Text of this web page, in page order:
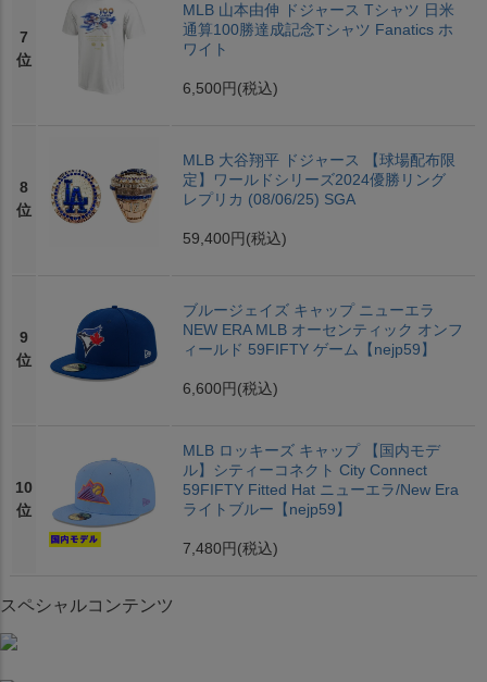
7
位
MLB 山本由伸 ドジャース Tシャツ 日米
通算100勝達成記念Tシャツ Fanatics ホ
ワイト
6,500円 (税込)
8
位
MLB 大谷翔平 ドジャース 【球場配布限
定】ワールドシリーズ2024優勝リング
レプリカ (08/06/25) SGA
59,400円 (税込)
9
位
ブルージェイズ キャップ ニューエラ
NEW ERA MLB オーセンティック オンフ
ィールド 59FIFTY ゲーム【nejp59】
6,600円 (税込)
10
位
MLB ロッキーズ キャップ 【国内モデ
ル】シティーコネクト City Connect
59FIFTY Fitted Hat ニューエラ/New Era
ライトブルー【nejp59】
7,480円 (税込)
スペシャルコンテンツ